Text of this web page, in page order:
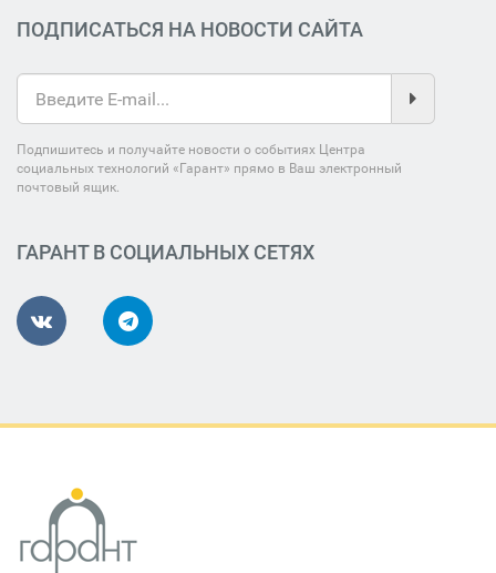
ПОДПИСАТЬСЯ НА НОВОСТИ САЙТА
Подпишитесь и получайте новости о событиях Центра
социальных технологий «Гарант» прямо в Ваш электронный
почтовый ящик.
ГАРАНТ В СОЦИАЛЬНЫХ СЕТЯХ